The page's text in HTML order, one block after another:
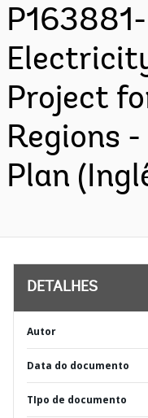
Project
Regions
Plan
DETALHES
Autor
Data do documento
TIpo de documento